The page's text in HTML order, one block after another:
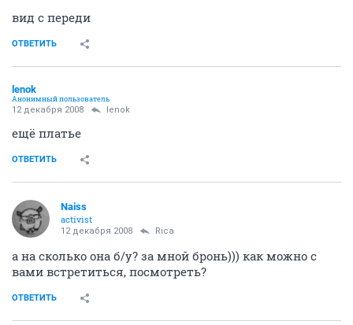
вид с переди
ОТВЕТИТЬ
lenok
Анонимный пользователь
12 декабря 2008 lenok
ещё платье
ОТВЕТИТЬ
Naiss
activist
12 декабря 2008 Rica
а на сколько она б/у? за мной бронь))) как можно с
вами встретиться, посмотреть?
ОТВЕТИТЬ